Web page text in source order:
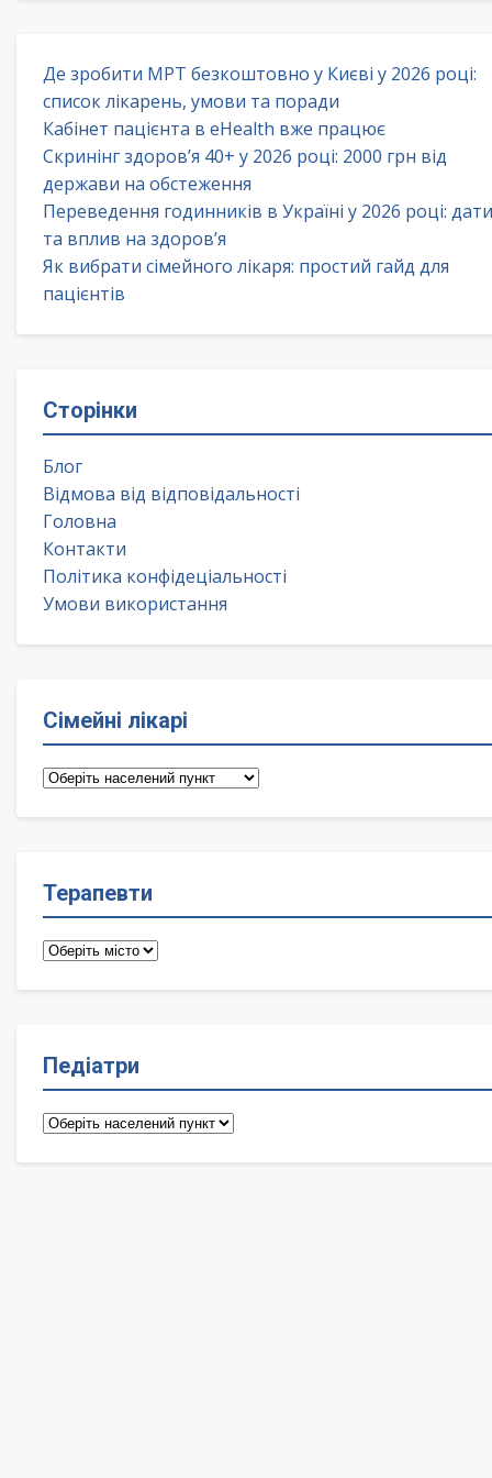
Де зробити МРТ безкоштовно у Києві у 2026 році:
список лікарень, умови та поради
Кабінет пацієнта в eHealth вже працює
Скринінг здоров’я 40+ у 2026 році: 2000 грн від
держави на обстеження
Переведення годинників в Україні у 2026 році: дати
та вплив на здоров’я
Як вибрати сімейного лікаря: простий гайд для
пацієнтів
Сторінки
Блог
Відмова від відповідальності
Головна
Контакти
Політика конфідеціальності
Умови використання
Сімейні лікарі
Сімейні
Терапевти
Терапевти
Педіатри
Педіатри